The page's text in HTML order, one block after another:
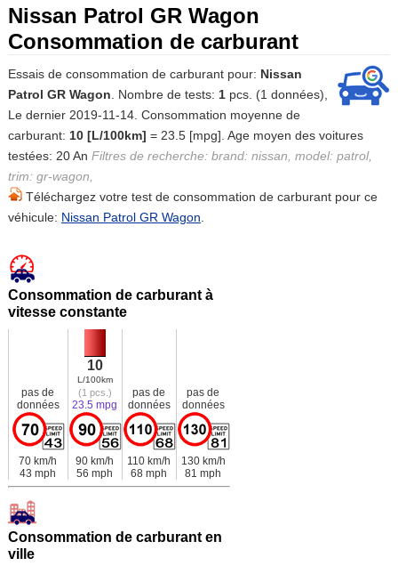
Nissan Patrol GR Wagon
Consommation de carburant
Essais de consommation de carburant pour: Nissan
Patrol GR Wagon . Nombre de tests: 1pcs. (1 données),
Le dernier 2019-11-14. Consommation moyenne de
carburant: 10 [L/100km] = 23.5 [mpg]. Age moyen des voitures
testées: 20 An Filtres de recherche: brand: nissan, model: patrol,
trim: gr-wagon,
Téléchargez votre test de consommation de carburant pour ce
véhicule: Nissan Patrol GR Wagon
Consommation de carburant à
vitesse constante
pas de
données
10
L/100km
(1 pcs.)
23.5 mpg
pas de
données
pas de
données
70 km/h
43 mph
90 km/h
56 mph
110 km/h
68 mph
130 km/h
81 mph
Consommation de carburant en
ville